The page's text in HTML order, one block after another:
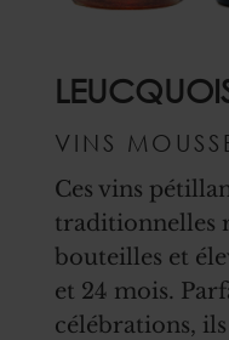
VINS
Ces vins
traditionnelles
bouteilles et
et 24 mois.
célébrations,